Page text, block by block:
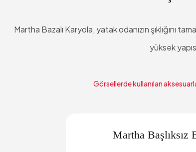
Martha Bazalı Karyola, yatak odanızın şıklığını
yüksek
Görsellerde kullanılan
Martha Başlıksız